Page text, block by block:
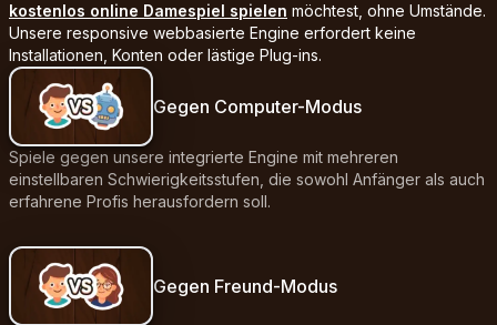
kostenlos online Damespiel spielen möchtest, ohne Umstände.
Unsere responsive webbasierte Engine erfordert keine
Installationen, Konten oder lästige Plug-ins.
Gegen Computer-Modus
Spiele gegen unsere integrierte Engine mit mehreren
einstellbaren Schwierigkeitsstufen, die sowohl Anfänger als auch
erfahrene Profis herausfordern soll.
Gegen Freund-Modus